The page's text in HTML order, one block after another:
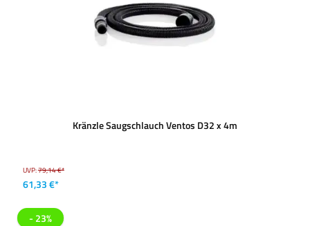
Kränzle Saugschlauch Ventos D32 x 4m
UVP:79,14 €*
61,33 €*
- 23%